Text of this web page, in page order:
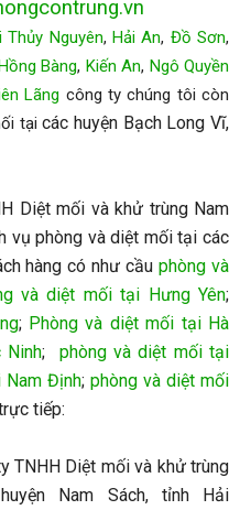
Nguyên,Hải An, Đồ Sơn,
Bàng, Kiến An, Ngô Quyền
Lãng công ty chúng tôi còn
tại các huyện Bạch Long Vĩ,
Diệt mối và khử trùng Nam
vụ phòng và diệt mối tại các
hàng có như cầuphòng và
và diệt mối tại Hưng Yên;
; Phòng và diệt mối tại Hà
Ninh; phòng và diệt mối tại
Nam Định; phòng và diệt mối
tiếp:
TNHH Diệt mối và khử trùng
Nam Sách, tỉnh Hải